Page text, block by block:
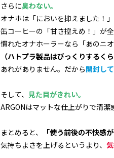
さらに臭わない。
オナホは「においを抑えました！
缶コーヒーの「甘さ控えめ！」が全
慣れたオナホーラーなら「あのニ
（ハトプラ製品はびっくりするく
あれがありません。だから開封し
そして、 見た目がきれい。
ARGONはマットな仕上がりで清潔
まとめると、 「使う前後の不快感
気持ちよさを上げるというより、